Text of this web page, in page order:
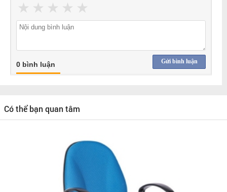
★
★
★
★
★
Gửi bình luận
0 bình luận
Có thể bạn quan tâm